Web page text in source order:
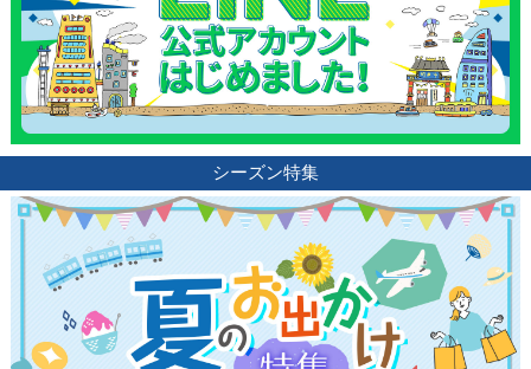
シーズン特集
サイトについて